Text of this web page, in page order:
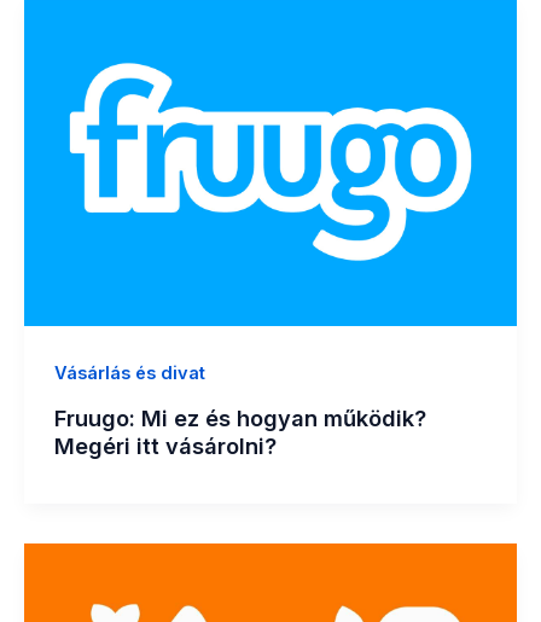
Vásárlás és divat
Fruugo: Mi ez és hogyan működik?
Megéri itt vásárolni?